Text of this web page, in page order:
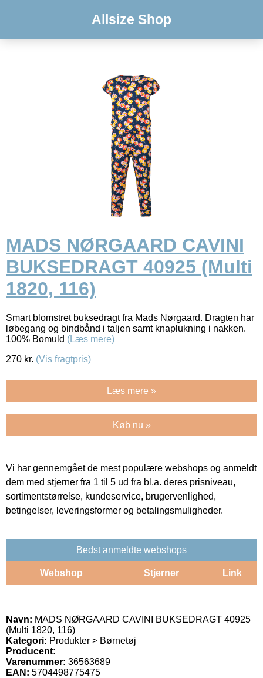
Allsize Shop
MADS NØRGAARD CAVINI
BUKSEDRAGT 40925 (Multi
1820, 116)
Smart blomstret buksedragt fra Mads Nørgaard. Dragten har
løbegang og bindbånd i taljen samt knaplukning i nakken.
100% Bomuld (Læs mere)
270 kr. (Vis fragtpris)
Læs mere »
Køb nu »
Vi har gennemgået de mest populære webshops og anmeldt
dem med stjerner fra 1 til 5 ud fra bl.a. deres prisniveau,
sortimentstørrelse, kundeservice, brugervenlighed,
betingelser, leveringsformer og betalingsmuligheder.
Bedst anmeldte webshops
Webshop Stjerner Link
Navn: MADS NØRGAARD CAVINI BUKSEDRAGT 40925
(Multi 1820, 116)
Kategori: Produkter > Børnetøj
Producent:
Varenummer: 36563689
EAN: 5704498775475